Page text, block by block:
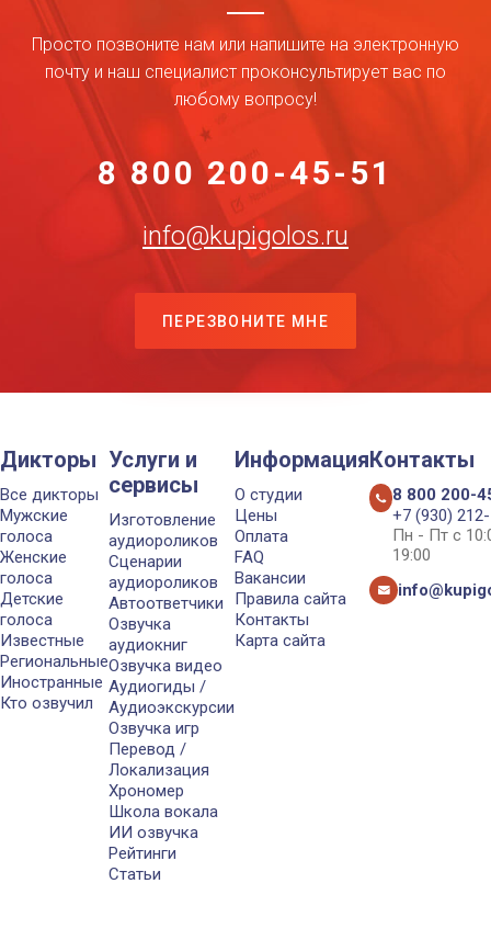
Просто позвоните нам или напишите на электронную
почту и наш специалист проконсультирует вас по
любому вопросу!
8 800 200-45-51
info@kupigolos.ru
ПЕРЕЗВОНИТЕ МНЕ
Дикторы
Все дикторы
Мужские
голоса
Женские
голоса
Детские
голоса
Известные
Региональные
Иностранные
Кто озвучил
Услуги и
сервисы
Изготовление
аудиороликов
Сценарии
аудиороликов
Автоответчики
Озвучка
аудиокниг
Озвучка видео
Аудиогиды /
Аудиоэкскурсии
Озвучка игр
Перевод /
Локализация
Хрономер
Школа вокала
ИИ озвучка
Рейтинги
Статьи
Информация
О студии
Цены
Оплата
FAQ
Вакансии
Правила сайта
Контакты
Карта сайта
Контакты
8 800 200-
+7 (930)
Пн - Пт с
19:00